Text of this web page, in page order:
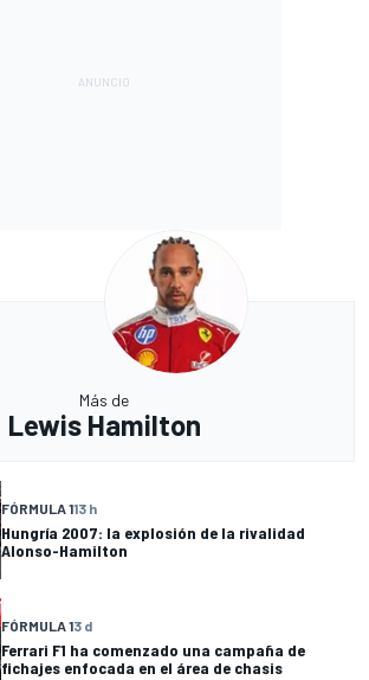
Más de
Lewis Hamilton
FÓRMULA 113 h
Hungría 2007: la explosión de la rivalidad
Alonso-Hamilton
FÓRMULA 13 d
Ferrari F1 ha comenzado una campaña de
fichajes enfocada en el área de chasis